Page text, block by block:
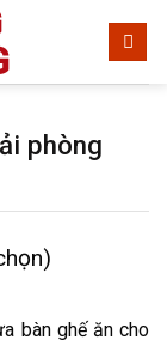
phòng
bàn ghế ăn cho